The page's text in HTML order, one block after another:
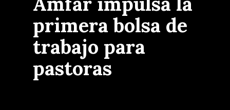
primera bolsa de
trabajo para
pastoras